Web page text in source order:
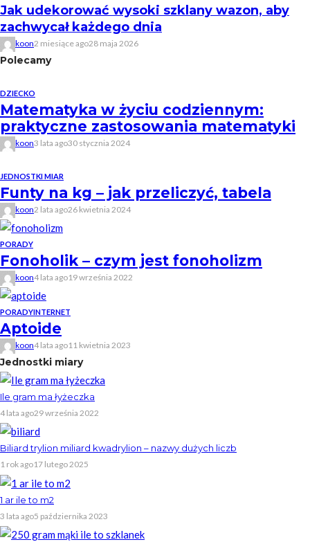
Jak udekorować wysoki szklany wazon, aby
zachwycał każdego dnia
koon2 miesiące ago28 maja 2026
Polecamy
DZIECKO
Matematyka w życiu codziennym:
praktyczne zastosowania matematyki
koon3 lata ago30 stycznia 2024
JEDNOSTKI MIAR
Funty na kg – jak przeliczyć, tabela
koon2 lata ago26 kwietnia 2024
PORADY
Fonoholik – czym jest fonoholizm
koon4 lata ago19 września 2022
PORADYINTERNET
Aptoide
koon4 lata ago11 kwietnia 2023
Jednostki miary
Ile gram ma łyżeczka
4 lata ago29 września 2022
Biliard trylion miliard kwadrylion – nazwy dużych liczb
1 rok ago17 lutego 2025
1 ar ile to m2
3 lata ago5 października 2023